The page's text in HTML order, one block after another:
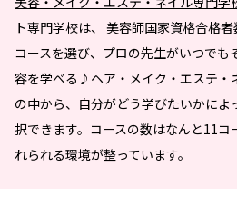
ト専門学校は、 美容師国家資格合格
コースを選び、プロの先生がいつで
容を学べる♪ヘア・メイク・エステ・
の中から、自分がどう学びたいかによ
択できます。コースの数はなんと11コ
れられる環境が整っています。